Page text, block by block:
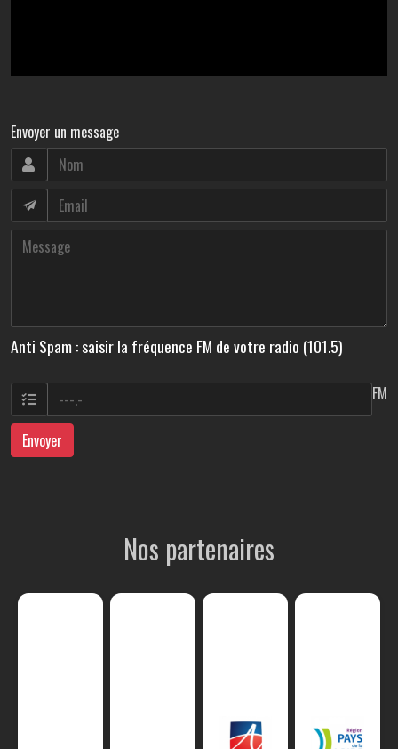
Envoyer un message
Anti Spam : saisir la fréquence FM de votre radio (101.5)
FM
Envoyer
Nos partenaires